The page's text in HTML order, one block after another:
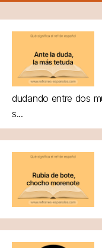
dudando entre dos
s...